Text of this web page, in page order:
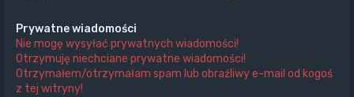
Prywatne wiadomości
Nie mogę wysyłać prywatnych wiadomości!
Otrzymuję niechciane prywatne wiadomości!
Otrzymałem/otrzymałam spam lub obraźliwy e-mail od kogoś
z tej witryny!